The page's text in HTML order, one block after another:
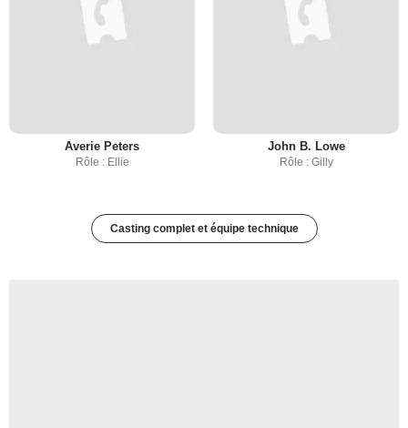
Averie Peters
Rôle : Ellie
John B. Lowe
Rôle : Gilly
Casting complet et équipe technique